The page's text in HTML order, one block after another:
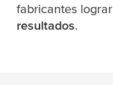
fabricantes lograr
resultados.